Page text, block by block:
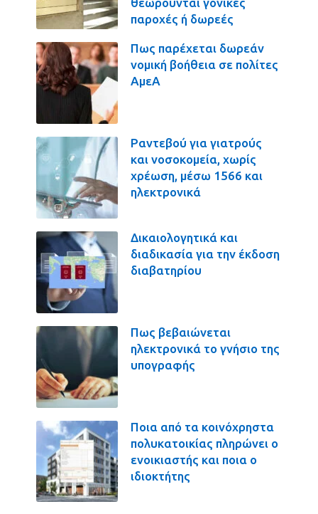
παροχές ή δωρεές
Πως παρέχεται δωρεάν
νομική βοήθεια σε πολίτες
ΑμεΑ
Ραντεβού για γιατρούς
και νοσοκομεία, χωρίς
χρέωση, μέσω 1566 και
ηλεκτρονικά
Δικαιολογητικά και
διαδικασία για την έκδοση
διαβατηρίου
Πως βεβαιώνεται
ηλεκτρονικά το γνήσιο της
υπογραφής
Ποια από τα κοινόχρηστα
πολυκατοικίας πληρώνει ο
ενοικιαστής και ποια ο
ιδιοκτήτης